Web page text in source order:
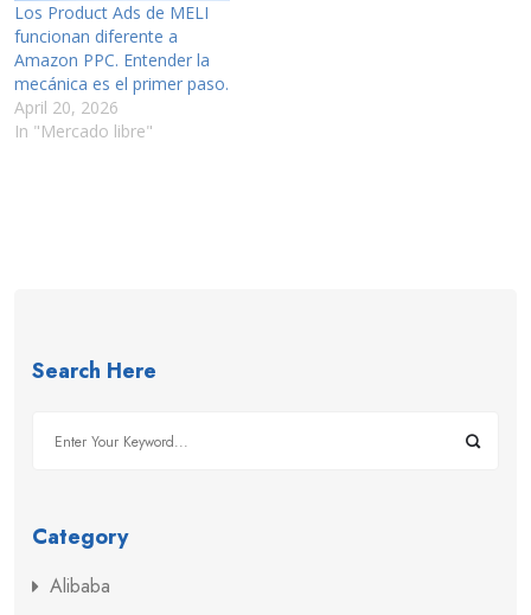
Los Product Ads de MELI
funcionan diferente a
Amazon PPC. Entender la
mecánica es el primer paso.
April 20, 2026
In "Mercado libre"
Search Here
Category
Alibaba